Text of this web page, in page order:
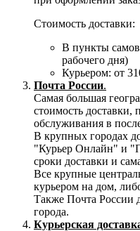
Стоимость доставки:
В пункты
рабочего дня)
Курьером: от
Почта России.
Самая большая
стоимость доставки,
обслуживания в
В крупных городах
"Курьер Онлайн" и
сроки доставки и
Все крупные
курьером на дом,
Также Почта России
города.
Курьерская